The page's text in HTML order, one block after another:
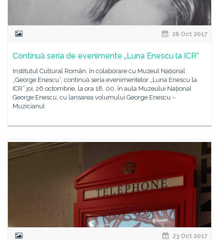
26 Oct 2017
Continuă seria de evenimente „Luna Enescu la ICR”
Institutul Cultural Român, în colaborare cu Muzeul Național
„George Enescu”, continuă seria evenimentelor „Luna Enescu la
ICR” joi, 26 octombrie, la ora 18. 00, în aula Muzeului Național
George Enescu, cu lansarea volumului George Enescu –
Muzicianul
23 Oct 2017